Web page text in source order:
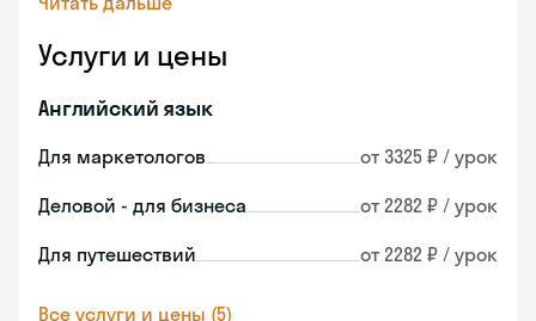
Услуги и цены
Английский язык
Для маркетологов от 3325 ₽ / урок
Деловой - для бизнеса от 2282 ₽ / урок
Для путешествий от 2282 ₽ / урок
Все услуги и цены (5)